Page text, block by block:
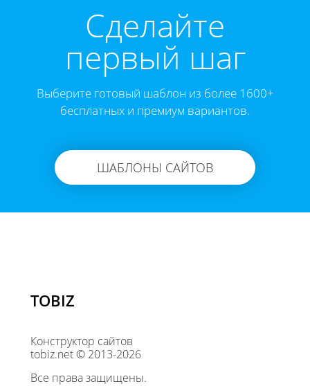
Cделайте
первый шаг
Выберите готовый шаблон из более 1600+
бесплатных и премиум вариантов.
ШАБЛОНЫ САЙТОВ
TOBIZ
Конструктор сайтов
tobiz.net © 2013-2026
Все права защищены.